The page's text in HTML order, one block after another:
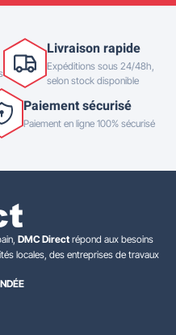
Livraison rapide
Expéditions sous 24/48h,
selon stock disponible
Paiement sécurisé
Paiement en ligne 100% sécurisé
DMC Direct répond aux besoins
locales, des entreprises de travaux